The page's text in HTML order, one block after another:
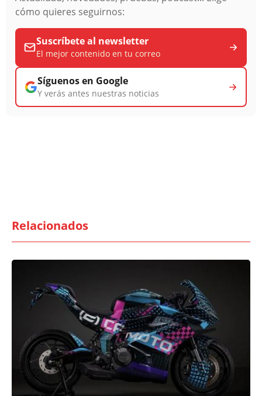
cómo quieres seguirnos:
Suscríbete al newsletter
El mejor contenido en tu correo
Síguenos en Google
Y verás antes nuestras noticias
Relacionados